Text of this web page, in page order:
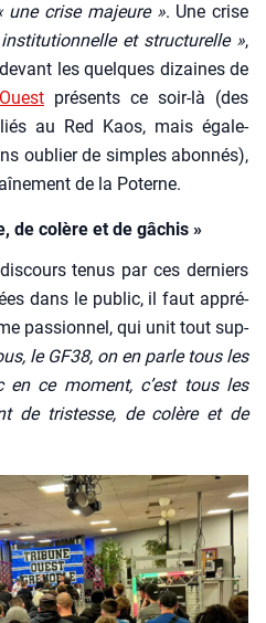
une crise majeure ». Une crise
et struc­tu­relle »,
les quelques dizaines de
pré­sents ce soir-là (des
au Red Kaos, mais éga­le­
oublier de simples abon­nés),
de la Poterne.
de colère et de gâchis »
tenus par ces der­niers
dans le public, il faut appré­
pas­sion­nel, qui unit tout sup­
le GF38, on en parle tous les
en ce moment, c’est tous les
de tris­tesse, de colère et de